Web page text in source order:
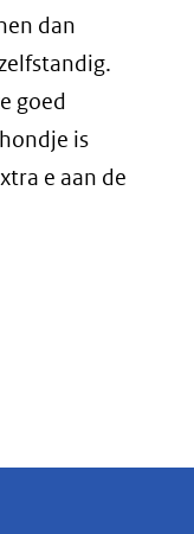
dan
goed
is
e aan de